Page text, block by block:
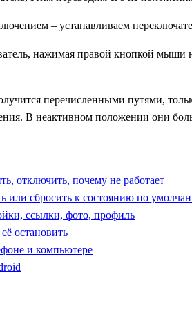
– устанавливаем
нажимая правой кнопкой
перечисленными путями,
В неактивном положении они
отключить, почему не работает
или сбросить к состоянию по
ссылки, фото, профиль
остановить
и компьютере